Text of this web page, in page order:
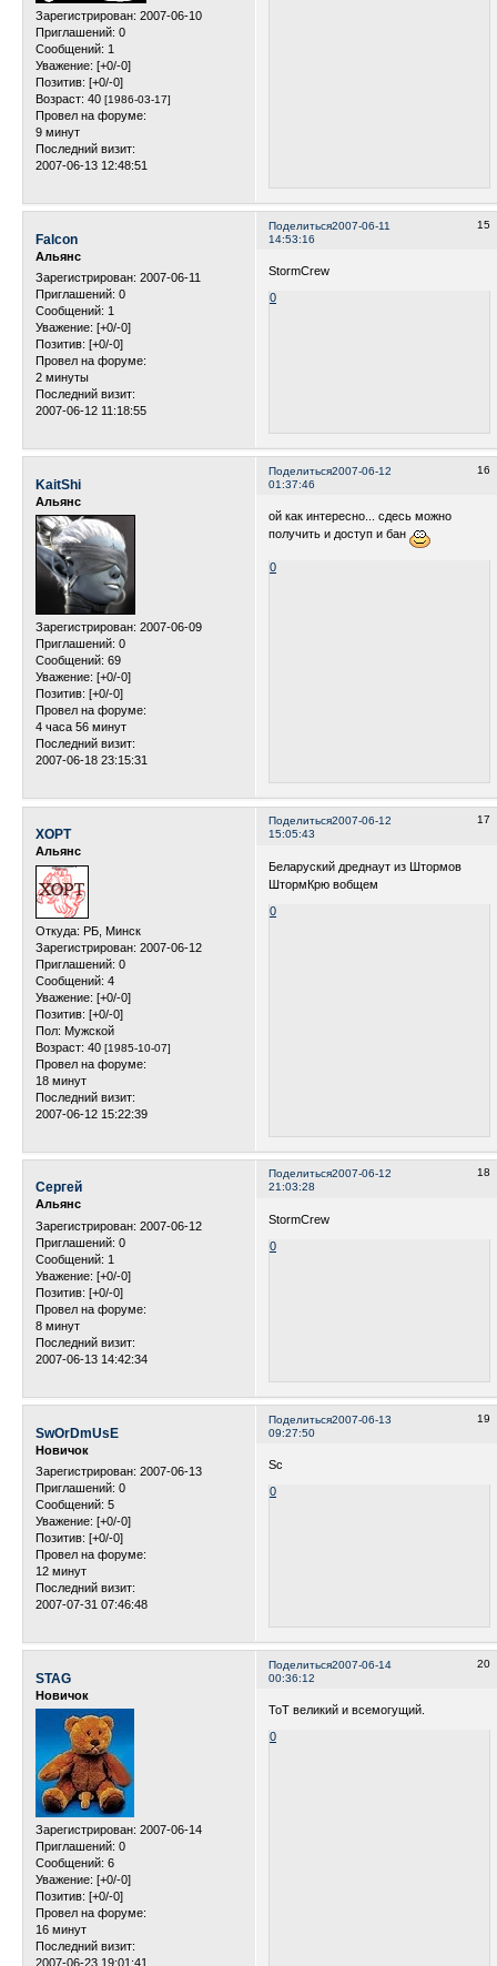
Зарегистрирован: 2007-06-10
Приглашений: 0
Сообщений: 1
Уважение: [+0/-0]
Позитив: [+0/-0]
Возраст: 40 [1986-03-17]
Провел на форуме:
9 минут
Последний визит:
2007-06-13 12:48:51
Поделиться 15
2007-06-11
14:53:16
Falcon
Альянс
Зарегистрирован: 2007-06-11
Приглашений: 0
Сообщений: 1
Уважение: [+0/-0]
Позитив: [+0/-0]
Провел на форуме:
2 минуты
Последний визит:
2007-06-12 11:18:55
StormCrew
0
Поделиться 16
2007-06-12
01:37:46
KaitShi
Альянс
Зарегистрирован: 2007-06-09
Приглашений: 0
Сообщений: 69
Уважение: [+0/-0]
Позитив: [+0/-0]
Провел на форуме:
4 часа 56 минут
Последний визит:
2007-06-18 23:15:31
ой как интересно... сдесь можно
получить и доступ и бан
0
Поделиться 17
2007-06-12
15:05:43
XOPT
Альянс
Откуда: РБ, Минск
Зарегистрирован: 2007-06-12
Приглашений: 0
Сообщений: 4
Уважение: [+0/-0]
Позитив: [+0/-0]
Пол: Мужской
Возраст: 40 [1985-10-07]
Провел на форуме:
18 минут
Последний визит:
2007-06-12 15:22:39
Беларуский дреднаут из Штормов
ШтормКрю вобщем
0
Поделиться 18
2007-06-12
21:03:28
Сергей
Альянс
Зарегистрирован: 2007-06-12
Приглашений: 0
Сообщений: 1
Уважение: [+0/-0]
Позитив: [+0/-0]
Провел на форуме:
8 минут
Последний визит:
2007-06-13 14:42:34
StormCrew
0
Поделиться 19
2007-06-13
09:27:50
SwOrDmUsE
Новичок
Зарегистрирован: 2007-06-13
Приглашений: 0
Сообщений: 5
Уважение: [+0/-0]
Позитив: [+0/-0]
Провел на форуме:
12 минут
Последний визит:
2007-07-31 07:46:48
Sc
0
Поделиться 20
2007-06-14
00:36:12
STAG
Новичок
Зарегистрирован: 2007-06-14
Приглашений: 0
Сообщений: 6
Уважение: [+0/-0]
Позитив: [+0/-0]
Провел на форуме:
16 минут
Последний визит:
2007-06-23 19:01:41
ToT великий и всемогущий.
0